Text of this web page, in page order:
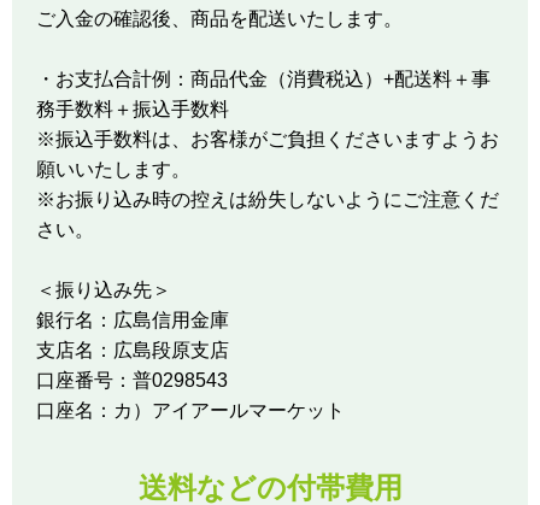
ご入金の確認後、商品を配送いたします。
・お支払合計例：商品代金（消費税込）+配送料＋事
務手数料＋振込手数料
※振込手数料は、お客様がご負担くださいますようお
願いいたします。
※お振り込み時の控えは紛失しないようにご注意くだ
さい。
＜振り込み先＞
銀行名：広島信用金庫
支店名：広島段原支店
口座番号：普0298543
口座名：カ）アイアールマーケット
送料などの付帯費用